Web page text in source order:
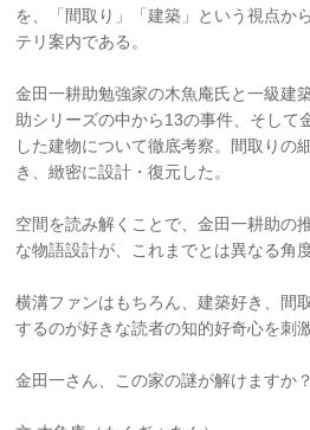
を、「間取り」「建築」という視点か
テリ案内である。
金田一耕助勉強家の木魚庵氏と一級建
助シリーズの中から13の事件、そして
した建物について徹底考察。間取りの
き、緻密に設計・復元した。
空間を読み解くことで、金田一耕助の
な物語設計が、これまでとは異なる角
横溝ファンはもちろん、建築好き、間
するのが好きな読者の知的好奇心を刺
金田一さん、この家の謎が解けますか？